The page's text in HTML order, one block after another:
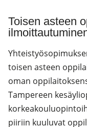
Toisen asteen
toisen asteen
oman
Tampereen
piiriin kuuluvat